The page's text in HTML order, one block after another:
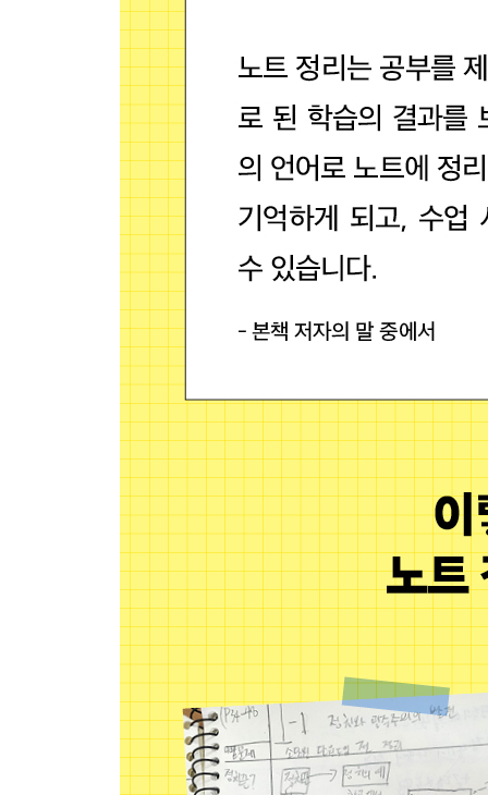
1. 나라의 등장과 발전
(2) 삼국과 가야의 성립과 발전 과정을 알아볼까요?
4-2 《지구와 우주》 영역
1. 화산 활동이 일어나면 어떤 물질이 나올까요?
2. 화산 활동으로 생긴 화강암과 현무암은 어떤 특
6-2 《운동과 에너지》 영역
Ⅰ. 전기의 이용
2. 전지의 수에 따라 전구의 밝기는 어떻게 변할까
6-2 《생명》 영역
Ⅳ. 우리 몸의 구조와 기능
2. 소화 기관의 생김새와 하는 일을 알아볼까요?
3. 호흡 기관의 생김새와 하는 일을 알아볼까요?